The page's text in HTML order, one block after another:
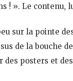
! ». Le contenu,
sur la pointe
de la bouche
posters et